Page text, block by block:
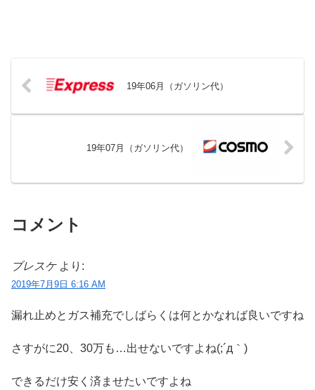
19年06月（ガソリン代）
19年07月（ガソリン代）
コメント
ブレスケ より:
2019年7月9日 6:16 AM
漏れ止めとガス補充でしばらくは何とかなれば良いですね
さすがに20、30万も…出せないですよね(;´д｀)
できるだけ安く済ませたいですよね